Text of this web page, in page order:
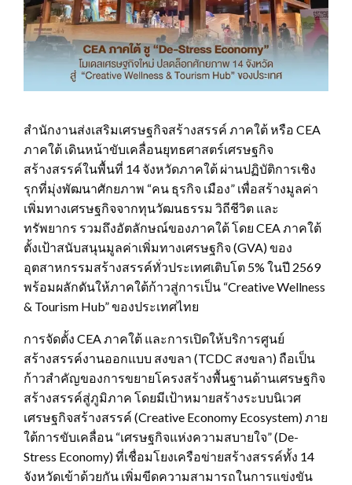
สำนักงานส่งเสริมเศรษฐกิจสร้างสรรค์ ภาคใต้ หรือ CEA
ภาคใต้ เดินหน้าขับเคลื่อนยุทธศาสตร์เศรษฐกิจ
สร้างสรรค์ในพื้นที่ 14 จังหวัดภาคใต้ ผ่านปฏิบัติการเชิง
รุกที่มุ่งพัฒนาศักยภาพ “คน ธุรกิจ เมือง” เพื่อสร้างมูลค่า
เพิ่มทางเศรษฐกิจจากทุนวัฒนธรรม วิถีชีวิต และ
ทรัพยากร รวมถึงอัตลักษณ์ของภาคใต้ โดย CEA ภาคใต้
ตั้งเป้าสนับสนุนมูลค่าเพิ่มทางเศรษฐกิจ (GVA) ของ
อุตสาหกรรมสร้างสรรค์ทั่วประเทศเติบโต 5% ในปี 2569
พร้อมผลักดันให้ภาคใต้ก้าวสู่การเป็น “Creative Wellness
& Tourism Hub” ของประเทศไทย
การจัดตั้ง CEA ภาคใต้ และการเปิดให้บริการศูนย์
สร้างสรรค์งานออกแบบ สงขลา (TCDC สงขลา) ถือเป็น
ก้าวสำคัญของการขยายโครงสร้างพื้นฐานด้านเศรษฐกิจ
สร้างสรรค์สู่ภูมิภาค โดยมีเป้าหมายสร้างระบบนิเวศ
เศรษฐกิจสร้างสรรค์ (Creative Economy Ecosystem) ภาย
ใต้การขับเคลื่อน “เศรษฐกิจแห่งความสบายใจ” (De-
Stress Economy) ที่เชื่อมโยงเครือข่ายสร้างสรรค์ทั้ง 14
จังหวัดเข้าด้วยกัน เพิ่มขีดความสามารถในการแข่งขัน